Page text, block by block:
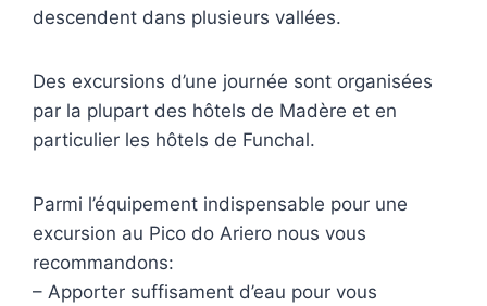
descendent dans plusieurs vallées.
Des excursions d’une journée sont organisées
par la plupart des hôtels de Madère et en
particulier les hôtels de Funchal.
Parmi l’équipement indispensable pour une
excursion au Pico do Ariero nous vous
recommandons:
– Apporter suffisament d’eau pour vous